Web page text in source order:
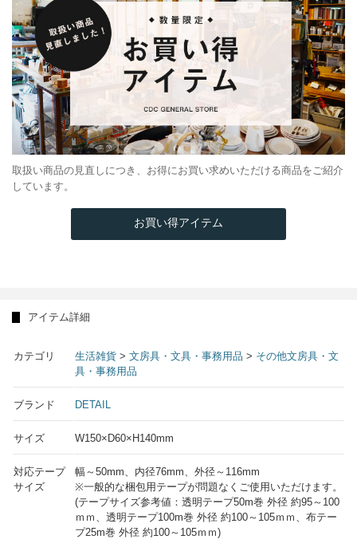
取扱い商品の見直しにつき、お得にお買い求めいただける商品をご紹介
しています。
お買い得アイテム
アイテム詳細
カテゴリ 生活雑貨 > 文房具・文具・事務用品 > その他文房具・文
具・事務用品
ブランド DETAIL
サイズ W150×D60×H140mm
対応テープ
サイズ
幅～50mm、内径76mm、外径～116mm
※一般的な梱包用テープが問題なくご使用いただけます。
(テープサイズ参考値：透明テープ50m巻 外径 約95～100
ｍｍ、透明テープ100m巻 外径 約100～105ｍｍ、布テー
プ25m巻 外径 約100～105ｍｍ)